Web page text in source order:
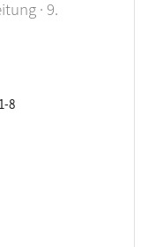
· 9.
8